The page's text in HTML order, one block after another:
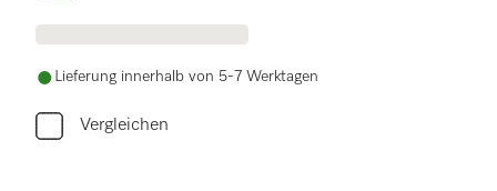
Lieferung innerhalb von 5-7 Werktagen
Vergleichen